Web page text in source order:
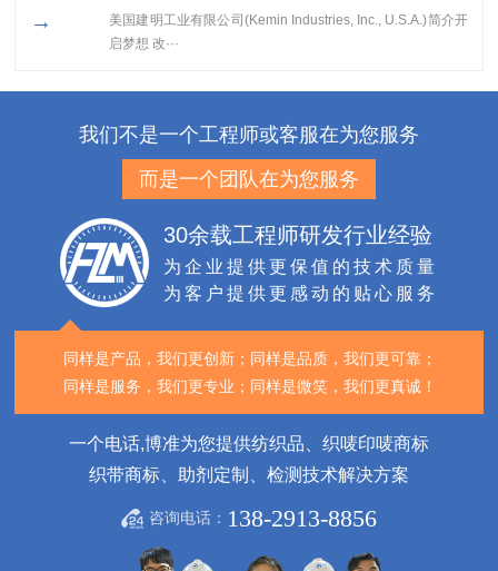
→
美国建明工业有限公司(Kemin Industries, Inc., U.S.A.)简介开
启梦想 改···
我们不是一个工程师或客服在为您服务
而是一个团队在为您服务
30余载工程师研发行业经验
为企业提供更保值的技术质量
为客户提供更感动的贴心服务
同样是产品，我们更创新； 同样是品质，我们更可靠；
同样是服务，我们更专业； 同样是微笑，我们更真诚！
一个电话,博准为您提供纺织品、织唛印唛商标
织带商标、助剂定制、检测技术解决方案
咨询电话： 138-2913-8856